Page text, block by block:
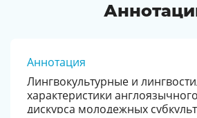
Аннотация
Лингвокультурные и
характеристики
дискурса молодежных